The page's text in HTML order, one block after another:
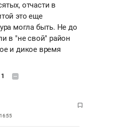
отчасти в
это еще
могла быть. Не до
в "не свой" район
и дикое время
1